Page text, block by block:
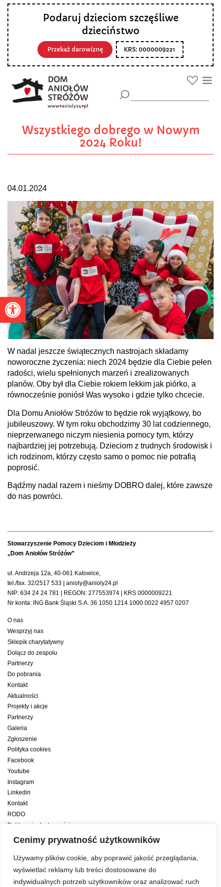
Otwórz pasek narzędzi
Cenimy prywatność użytkowników
Używamy plików cookie, aby poprawić jakość przeglądania,
wyświetlać reklamy lub treści dostosowane do
indywidualnych potrzeb użytkowników oraz analizować ruch
Podaruj dzieciom szczęśliwe
dzieciństwo
Przekaż darowiznę KRS: 0000009221
Wszystkiego dobrego w Nowym
2024 Roku!
04.01.2024
W nadal jeszcze świątecznych nastrojach składamy
noworoczne życzenia: niech 2024 będzie dla Ciebie pełen
radości, wielu spełnionych marzeń i zrealizowanych
planów. Oby był dla Ciebie rokiem lekkim jak piórko, a
równocześnie poniósł Was wysoko i gdzie tylko chcecie.
Dla Domu Aniołów Stróżów to będzie rok wyjątkowy, bo
jubileuszowy. W tym roku obchodzimy 30 lat codziennego,
nieprzerwanego niczym niesienia pomocy tym, którzy
najbardziej jej potrzebują. Dzieciom z trudnych środowisk i
ich rodzinom, którzy często samo o pomoc nie potrafią
poprosić.
Bądźmy nadal razem i nieśmy DOBRO dalej, które zawsze
do nas powróci.
Stowarzyszenie Pomocy Dzieciom i Młodzieży
„Dom Aniołów Stróżów”
ul. Andrzeja 12a, 40-061 Katowice,
tel./fax. 32/2517 533 | anioly@anioly24.pl
NIP: 634 24 24 781 | REGON: 277553974 | KRS 0000009221
Nr konta: ING Bank Śląski S.A. 36 1050 1214 1000 0022 4957 0207
O nas
Wesprzyj nas
Sklepik charytatywny
Dołącz do zespołu
Partnerzy
Do pobrania
Kontakt
Aktualności
Projekty i akcje
Partnerzy
Galeria
Zgłoszenie
Polityka cookies
Facebook
Youtube
Instagram
Linkedin
Kontakt
RODO
Deklaracja dostępności
Deklaracja dostępności cyfrowej
konsultanta amerykańskiego programu zarządzania przez cele Best